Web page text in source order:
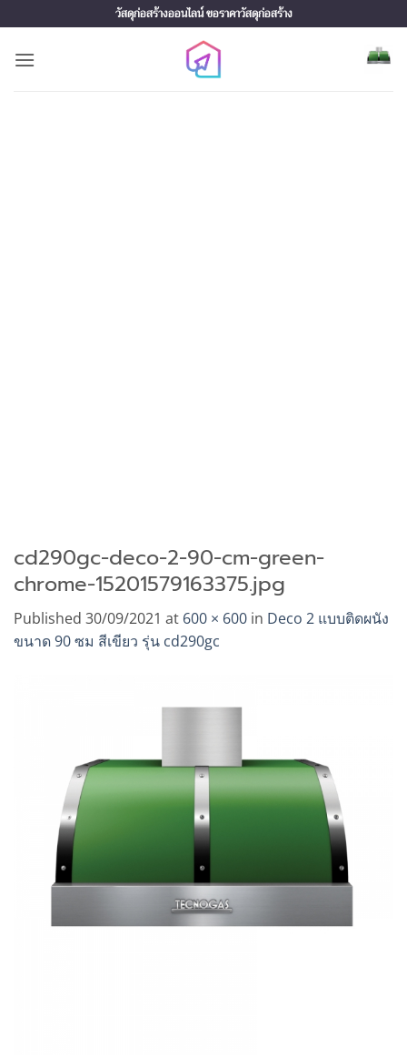
to
content
วัสดุก่อสร้างออนไลน์ ขอราคาวัสดุก่อสร้าง
cd290gc-deco-2-90-cm-green-
chrome-15201579163375.jpg
Published 30/09/2021 at 600 × 600 in Deco 2 แบบติดผนัง
ขนาด 90 ซม สีเขียว รุ่น cd290gc